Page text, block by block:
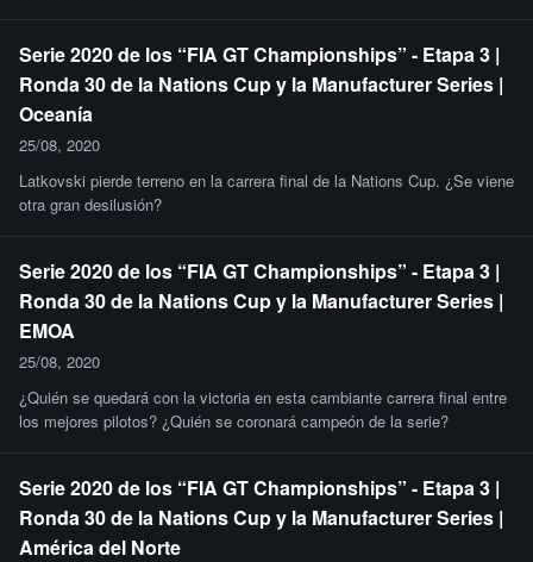
Serie 2020 de los “FIA GT Championships” - Etapa 3 |
Ronda 30 de la Nations Cup y la Manufacturer Series |
Oceanía
25/08, 2020
Latkovski pierde terreno en la carrera final de la Nations Cup. ¿Se viene
otra gran desilusión?
Serie 2020 de los “FIA GT Championships” - Etapa 3 |
Ronda 30 de la Nations Cup y la Manufacturer Series |
EMOA
25/08, 2020
¿Quién se quedará con la victoria en esta cambiante carrera final entre
los mejores pilotos? ¿Quién se coronará campeón de la serie?
Serie 2020 de los “FIA GT Championships” - Etapa 3 |
Ronda 30 de la Nations Cup y la Manufacturer Series |
América del Norte